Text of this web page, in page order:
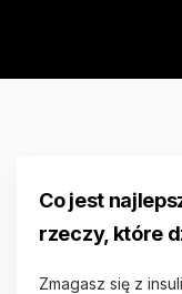
Co jest
rzeczy, które
Zmagasz się z